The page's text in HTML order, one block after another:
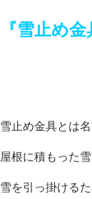
『雪止め金
雪止め金具とは
屋根に積もった
雪を引っ掛ける